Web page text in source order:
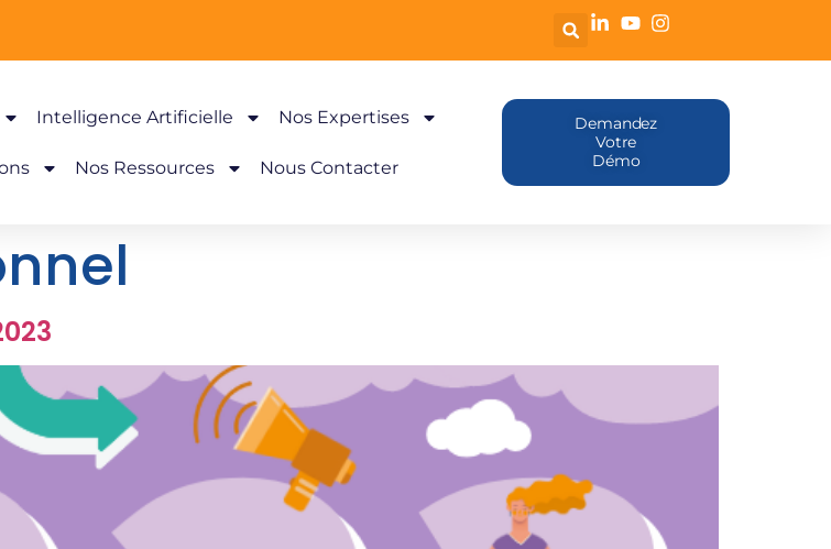
Intelligence Artificielle Nos Expertises
Nos Ressources Nous Contacter
Demandez
Votre
Démo